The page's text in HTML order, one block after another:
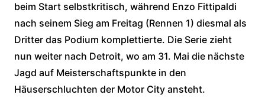
beim Start selbstkritisch, während Enzo Fittipaldi
nach seinem Sieg am Freitag (Rennen 1) diesmal als
Dritter das Podium komplettierte. Die Serie zieht
nun weiter nach Detroit, wo am 31. Mai die nächste
Jagd auf Meisterschaftspunkte in den
Häuserschluchten der Motor City ansteht.